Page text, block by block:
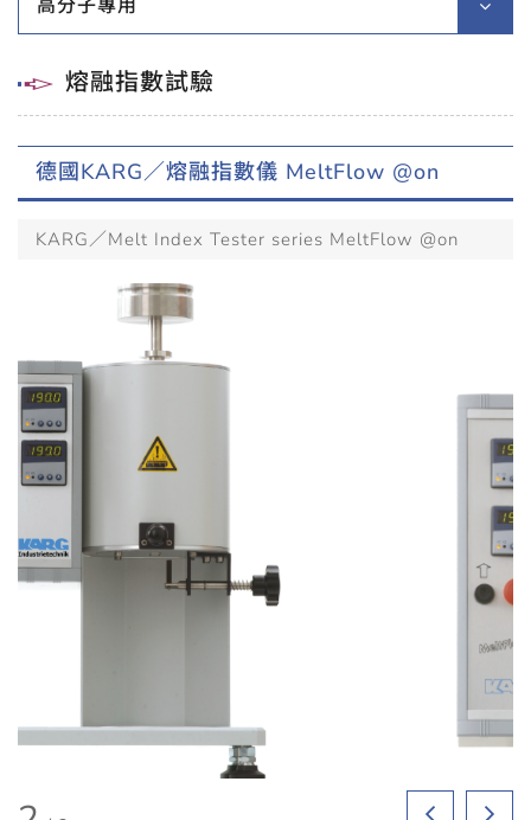
高分子專用
熔融指數試驗
德國KARG／熔融指數儀 MeltFlow @on
KARG／Melt Index Tester series MeltFlow @on